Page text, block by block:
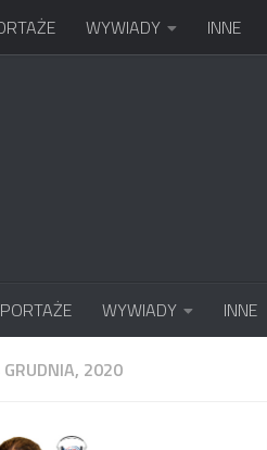
WYWIADY INNE
WYWIADY INNE
GRUDNIA, 2020